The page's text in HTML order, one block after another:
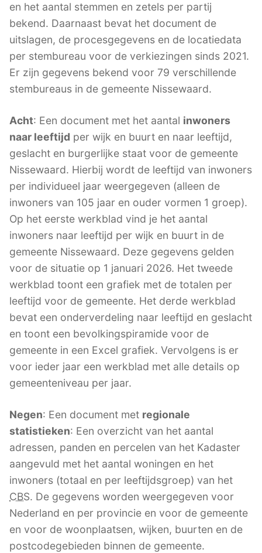
en het aantal stemmen en zetels per partij
bekend. Daarnaast bevat het document de
uitslagen, de procesgegevens en de locatiedata
per stembureau voor de verkiezingen sinds 2021.
Er zijn gegevens bekend voor 79 verschillende
stembureaus in de gemeente Nissewaard.
Acht: Een document met het aantal inwoners
naar leeftijd per wijk en buurt en naar leeftijd,
geslacht en burgerlijke staat voor de gemeente
Nissewaard. Hierbij wordt de leeftijd van inwoners
per individueel jaar weergegeven (alleen de
inwoners van 105 jaar en ouder vormen 1 groep).
Op het eerste werkblad vind je het aantal
inwoners naar leeftijd per wijk en buurt in de
gemeente Nissewaard. Deze gegevens gelden
voor de situatie op 1 januari 2026. Het tweede
werkblad toont een grafiek met de totalen per
leeftijd voor de gemeente. Het derde werkblad
bevat een onderverdeling naar leeftijd en geslacht
en toont een bevolkingspiramide voor de
gemeente in een Excel grafiek. Vervolgens is er
voor ieder jaar een werkblad met alle details op
gemeenteniveau per jaar.
Negen: Een document met regionale
statistieken: Een overzicht van het aantal
adressen, panden en percelen van het Kadaster
aangevuld met het aantal woningen en het
inwoners (totaal en per leeftijdsgroep) van het
CBS. De gegevens worden weergegeven voor
Nederland en per provincie en voor de gemeente
en voor de woonplaatsen, wijken, buurten en de
postcodegebieden binnen de gemeente.